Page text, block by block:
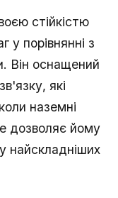
стійкістю
у порівнянні з
Він оснащений
які
наземні
дозволяє йому
найскладніших